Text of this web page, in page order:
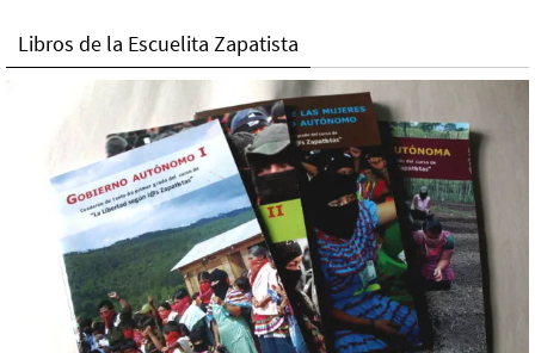
Libros de la Escuelita Zapatista